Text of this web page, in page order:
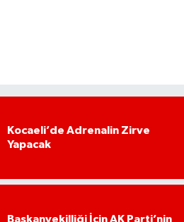
Kocaeli’de Adrenalin Zirve
Yapacak
Başkanvekilliği İçin AK Parti’nin